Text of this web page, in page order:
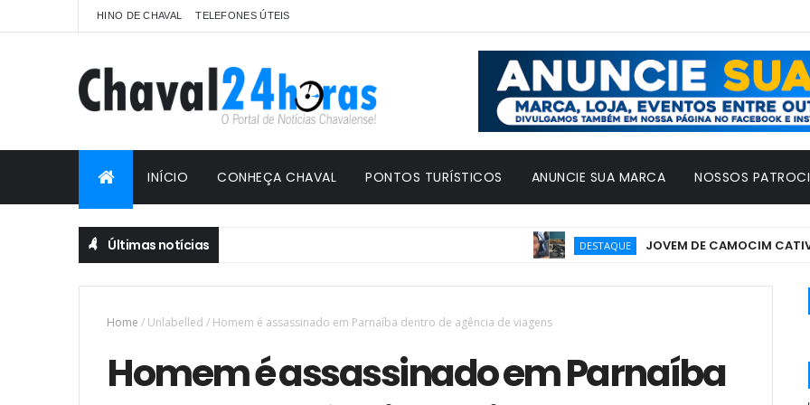
HINO DE CHAVAL TELEFONES ÚTEIS
INÍCIO CONHEÇA CHAVAL PONTOS TURÍSTICOS ANUNCIE SUA MARCA NOSSOS
Últimas notícias DESTAQUE JOVEM DE CAMOCIM CATIVA
Home / Unlabelled / Homem é assassinado em Parnaíba dentro de agência de viagens
Homem é assassinado em Parnaíba